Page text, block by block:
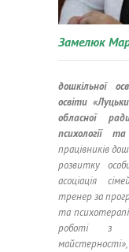
Замелюк
дошкільної
освіти
обласної
психології
працівників
розвитку
асоціація
тренер за
та
роботі з